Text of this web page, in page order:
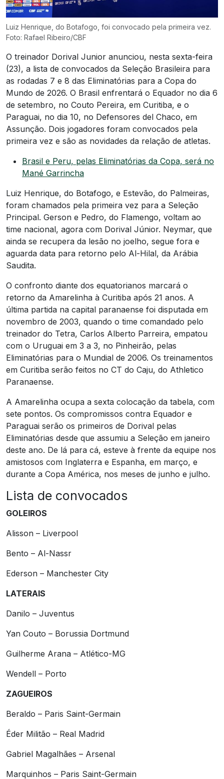
Luiz Henrique, do Botafogo, foi convocado pela primeira vez.
Foto: Rafael Ribeiro/CBF
O treinador Dorival Junior anunciou, nesta sexta-feira
(23), a lista de convocados da Seleção Brasileira para
as rodadas 7 e 8 das Eliminatórias para a Copa do
Mundo de 2026. O Brasil enfrentará o Equador no dia 6
de setembro, no Couto Pereira, em Curitiba, e o
Paraguai, no dia 10, no Defensores del Chaco, em
Assunção. Dois jogadores foram convocados pela
primeira vez e são as novidades da relação de atletas.
Brasil e Peru, pelas Eliminatórias da Copa, será no
Mané Garrincha
Luiz Henrique, do Botafogo, e Estevão, do Palmeiras,
foram chamados pela primeira vez para a Seleção
Principal. Gerson e Pedro, do Flamengo, voltam ao
time nacional, agora com Dorival Júnior. Neymar, que
ainda se recupera da lesão no joelho, segue fora e
aguarda data para retorno pelo Al-Hilal, da Arábia
Saudita.
O confronto diante dos equatorianos marcará o
retorno da Amarelinha à Curitiba após 21 anos. A
última partida na capital paranaense foi disputada em
novembro de 2003, quando o time comandado pelo
treinador do Tetra, Carlos Alberto Parreira, empatou
com o Uruguai em 3 a 3, no Pinheirão, pelas
Eliminatórias para o Mundial de 2006. Os treinamentos
em Curitiba serão feitos no CT do Caju, do Athletico
Paranaense.
A Amarelinha ocupa a sexta colocação da tabela, com
sete pontos. Os compromissos contra Equador e
Paraguai serão os primeiros de Dorival pelas
Eliminatórias desde que assumiu a Seleção em janeiro
deste ano. De lá para cá, esteve à frente da equipe nos
amistosos com Inglaterra e Espanha, em março, e
durante a Copa América, nos meses de junho e julho.
Lista de convocados
GOLEIROS
Alisson – Liverpool
Bento – Al-Nassr
Ederson – Manchester City
LATERAIS
Danilo – Juventus
Yan Couto – Borussia Dortmund
Guilherme Arana – Atlético-MG
Wendell – Porto
ZAGUEIROS
Beraldo – Paris Saint-Germain
Éder Militão – Real Madrid
Gabriel Magalhães – Arsenal
Marquinhos – Paris Saint-Germain